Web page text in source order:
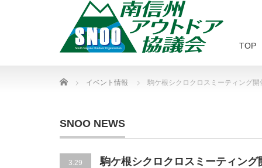
TOP
Home イベント情報 駒ケ根シクロクロスミーティング開
SNOO NEWS
3.29
駒ケ根シクロクロスミーティング